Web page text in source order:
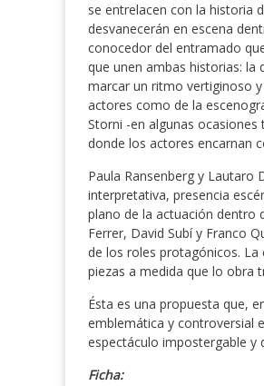
se entrelacen con la historia
desvanecerán en escena
conocedor del entramado
que unen ambas historias: la
marcar un ritmo vertiginoso
actores como de la
Storni -en algunas
donde los actores encarnan
Paula Ransenberg y Lautaro
interpretativa, presencia
plano de la actuación dentro
Ferrer, David Subí y Franco
de los roles protagónicos.
piezas a medida que lo obra
Ésta es una propuesta que,
emblemática y controversial
espectáculo impostergable y
Ficha: